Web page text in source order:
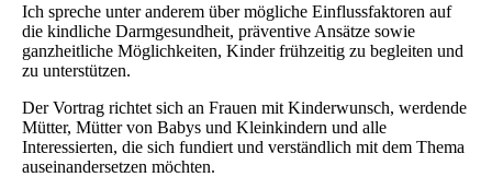
Ich spreche unter anderem über mögliche Einflussfaktoren auf
die kindliche Darmgesundheit, präventive Ansätze sowie
ganzheitliche Möglichkeiten, Kinder frühzeitig zu begleiten und
zu unterstützen.
Der Vortrag richtet sich an Frauen mit Kinderwunsch, werdende
Mütter, Mütter von Babys und Kleinkindern und alle
Interessierten, die sich fundiert und verständlich mit dem Thema
auseinandersetzen möchten.